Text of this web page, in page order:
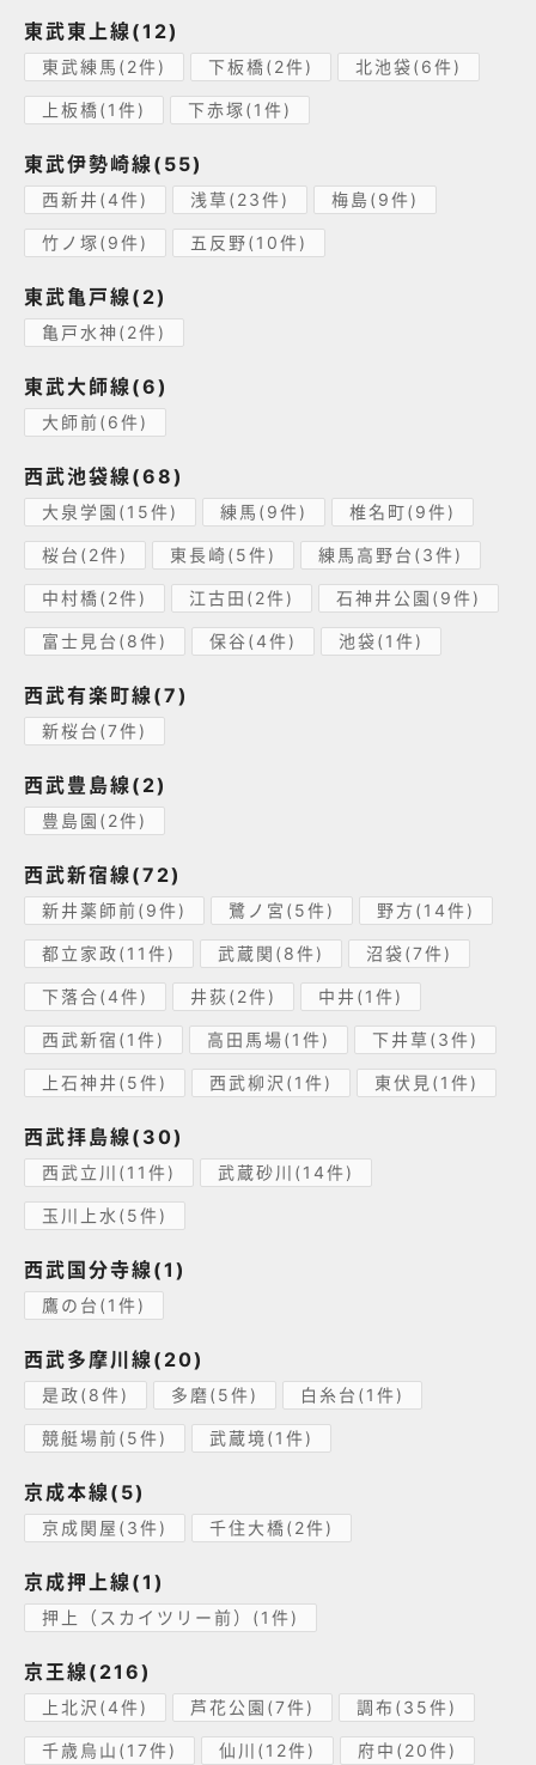
東武東上線(12)
東武練馬(2件) 下板橋(2件) 北池袋(6件)
上板橋(1件) 下赤塚(1件)
東武伊勢崎線(55)
西新井(4件) 浅草(23件) 梅島(9件)
竹ノ塚(9件) 五反野(10件)
東武亀戸線(2)
亀戸水神(2件)
東武大師線(6)
大師前(6件)
西武池袋線(68)
大泉学園(15件) 練馬(9件) 椎名町(9件)
桜台(2件) 東長崎(5件) 練馬高野台(3件)
中村橋(2件) 江古田(2件) 石神井公園(9件)
富士見台(8件) 保谷(4件) 池袋(1件)
西武有楽町線(7)
新桜台(7件)
西武豊島線(2)
豊島園(2件)
西武新宿線(72)
新井薬師前(9件) 鷺ノ宮(5件) 野方(14件)
都立家政(11件) 武蔵関(8件) 沼袋(7件)
下落合(4件) 井荻(2件) 中井(1件)
西武新宿(1件) 高田馬場(1件) 下井草(3件)
上石神井(5件) 西武柳沢(1件) 東伏見(1件)
西武拝島線(30)
西武立川(11件) 武蔵砂川(14件)
玉川上水(5件)
西武国分寺線(1)
鷹の台(1件)
西武多摩川線(20)
是政(8件) 多磨(5件) 白糸台(1件)
競艇場前(5件) 武蔵境(1件)
京成本線(5)
京成関屋(3件) 千住大橋(2件)
京成押上線(1)
押上（スカイツリー前）(1件)
京王線(216)
上北沢(4件) 芦花公園(7件) 調布(35件)
千歳烏山(17件) 仙川(12件) 府中(20件)